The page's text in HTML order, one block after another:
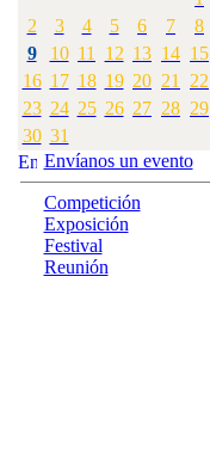
3: Competiciones
oficiales organizadas
[Visitas: 4255]
·4:Campeonato Gallego
F3A 2009
[Visitas: 11768]
5:CAMPEONATO
GALLEGO DE
2
3 4 5 6 7
8
9
10 11 12 13 14 15
16 17 18 19 20 21
22
23 24 25 26 27 28 29
30 31
Envíanos un evento
Competición
Exposición
Festival
Reunión